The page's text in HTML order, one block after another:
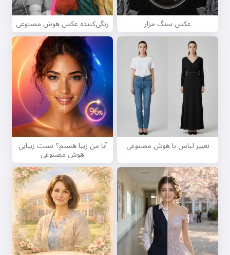
عکس سنگ مزار رنگی‌کننده عکس هوش مصنوعی
تغییر لباس با هوش مصنوعی آیا من زیبا هستم؟ تست زیبایی
هوش مصنوعی